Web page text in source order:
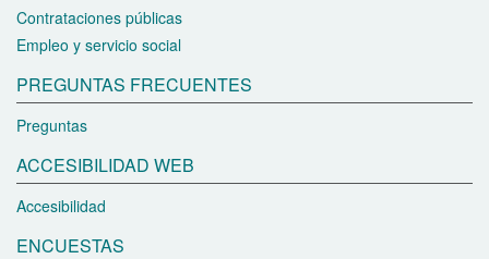
Contrataciones públicas
Empleo y servicio social
PREGUNTAS FRECUENTES
Preguntas
ACCESIBILIDAD WEB
Accesibilidad
ENCUESTAS